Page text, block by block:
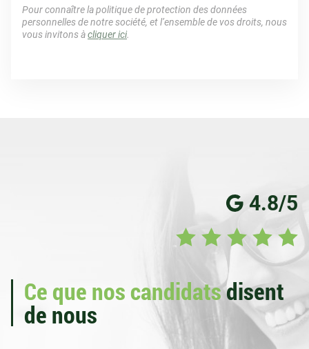
Pour connaître la politique de protection des données
personnelles de notre société, et l’ensemble de vos droits, nous
vous invitons àcliquer ici.
4.8/5
Ce que nos candidatsdisent
de nous